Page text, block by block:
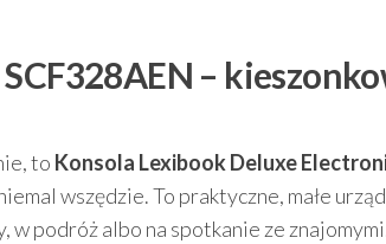
–
to Konsola Lexibook Deluxe
wszędzie. To praktyczne, małe
w podróż albo na spotkanie ze